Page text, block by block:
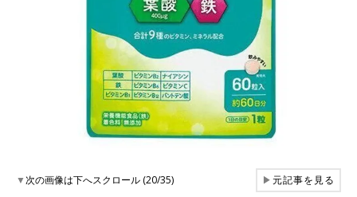
▼次の画像は下へスクロール (20/35) ▶元記事を見る